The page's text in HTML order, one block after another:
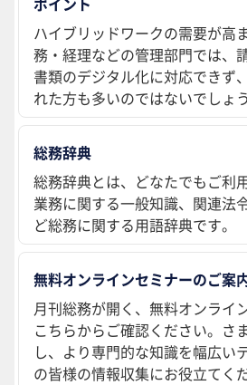
ハイブリッドワークの需要が高
務・経理などの管理部門では、
書類のデジタル化に対応できず
れた方も多いのではないでしょう
総務辞典
総務辞典とは、どなたでもご利
業務に関する一般知識、関連法
ど総務に関する用語辞典です。
無料オンラインセミナーのご案
月刊総務が開く、無料オンライ
こちらからご確認ください。さ
し、より専門的な知識を幅広い
の皆様の情報収集にお役立てく